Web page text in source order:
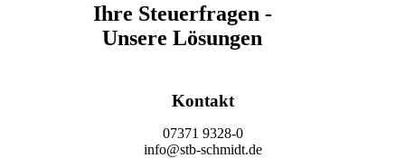
Ihre Steuerfragen -
Unsere Lösungen
Kontakt
07371 9328-0
info@stb-schmidt.de